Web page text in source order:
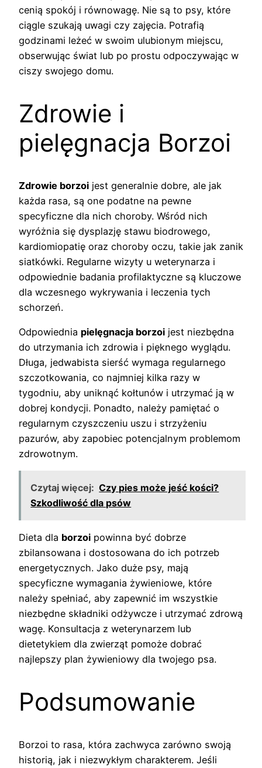
cenią spokój i równowagę. Nie są to psy, które
ciągle szukają uwagi czy zajęcia. Potrafią
godzinami leżeć w swoim ulubionym miejscu,
obserwując świat lub po prostu odpoczywając w
ciszy swojego domu.
Zdrowie i
pielęgnacja Borzoi
Zdrowie borzoi jest generalnie dobre, ale jak
każda rasa, są one podatne na pewne
specyficzne dla nich choroby. Wśród nich
wyróżnia się dysplazję stawu biodrowego,
kardiomiopatię oraz choroby oczu, takie jak zanik
siatkówki. Regularne wizyty u weterynarza i
odpowiednie badania profilaktyczne są kluczowe
dla wczesnego wykrywania i leczenia tych
schorzeń.
Odpowiednia pielęgnacja borzoi jest niezbędna
do utrzymania ich zdrowia i pięknego wyglądu.
Długa, jedwabista sierść wymaga regularnego
szczotkowania, co najmniej kilka razy w
tygodniu, aby uniknąć kołtunów i utrzymać ją w
dobrej kondycji. Ponadto, należy pamiętać o
regularnym czyszczeniu uszu i strzyżeniu
pazurów, aby zapobiec potencjalnym problemom
zdrowotnym.
Czytaj więcej: Czy pies może jeść kości?
Szkodliwość dla psów
Dieta dla borzoi powinna być dobrze
zbilansowana i dostosowana do ich potrzeb
energetycznych. Jako duże psy, mają
specyficzne wymagania żywieniowe, które
należy spełniać, aby zapewnić im wszystkie
niezbędne składniki odżywcze i utrzymać zdrową
wagę. Konsultacja z weterynarzem lub
dietetykiem dla zwierząt pomoże dobrać
najlepszy plan żywieniowy dla twojego psa.
Podsumowanie
Borzoi to rasa, która zachwyca zarówno swoją
historią, jak i niezwykłym charakterem. Jeśli